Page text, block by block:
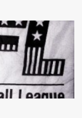
de mercado calculado
la NFL desde
que atraigan a un
en el nuevo milenio
críticas de fanáticos.
el lazo